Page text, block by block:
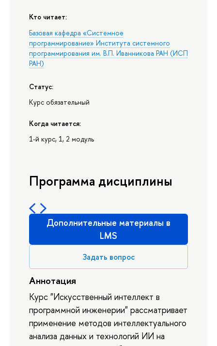
Кто читает:
Базовая кафедра «Системное
программирование» Института системного
программирования им. В.П. Иванникова РАН (ИСП
РАН)
Статус:
Курс обязательный
Когда читается:
1-й курс, 1, 2 модуль
Программа дисциплины
Дополнительные материалы в
LMS
Задать вопрос
Аннотация
Курс "Искусственный интеллект в
программной инженерии" рассматривает
применение методов интеллектуального
анализа данных и технологий ИИ на